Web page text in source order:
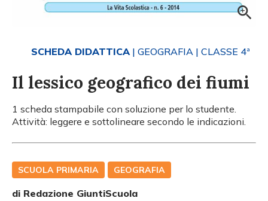
SCHEDA DIDATTICA | GEOGRAFIA | CLASSE 4ª
Il lessico geografico dei fiumi
1 scheda stampabile con soluzione per lo studente.
Attività: leggere e sottolineare secondo le indicazioni.
SCUOLA PRIMARIA GEOGRAFIA
di Redazione GiuntiScuola